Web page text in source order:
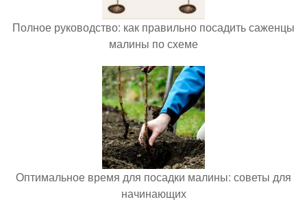
Полное руководство: как правильно посадить саженцы
малины по схеме
Оптимальное время для посадки малины: советы для
начинающих